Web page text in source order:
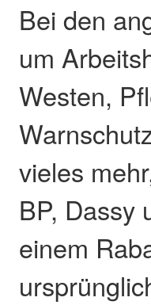
Bei den
um
Westen,
vieles
BP, Dassy
einem